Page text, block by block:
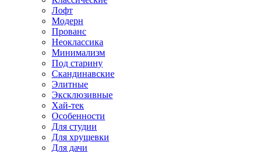
Лофт
Модерн
Прованс
Неоклассика
Минимализм
Под старину
Скандинавские
Элитные
Эксклюзивные
Хай-тек
Особенности
Для студии
Для хрущевки
Для дачи